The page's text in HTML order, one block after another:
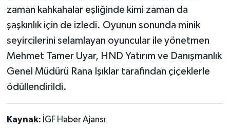
zaman kahkahalar eşliğinde kimi zaman da
şaşkınlık için de izledi. Oyunun sonunda minik
seyircilerini selamlayan oyuncular ile yönetmen
Mehmet Tamer Uyar, HND Yatırım ve Danışmanlık
Genel Müdürü Rana Işıklar tarafından çiçeklerle
ödüllendirildi.
Kaynak: İGF Haber Ajansı